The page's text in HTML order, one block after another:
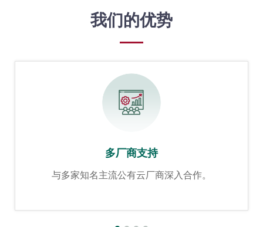
我们的优势
多厂商支持
与多家知名主流公有云厂商深入合作。